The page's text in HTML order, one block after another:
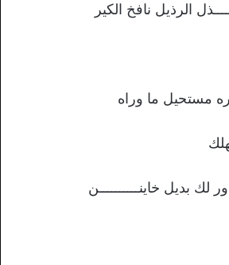
الرذيل نافخ الكير
مستحيل ما وراه
لك بديل خاينــــــــــن